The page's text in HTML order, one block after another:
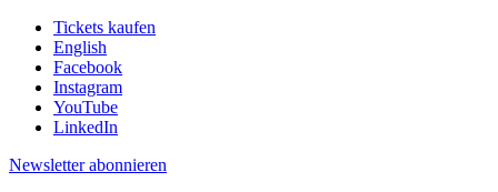
Tickets kaufen
English
Facebook
Instagram
YouTube
LinkedIn
Newsletter abonnieren